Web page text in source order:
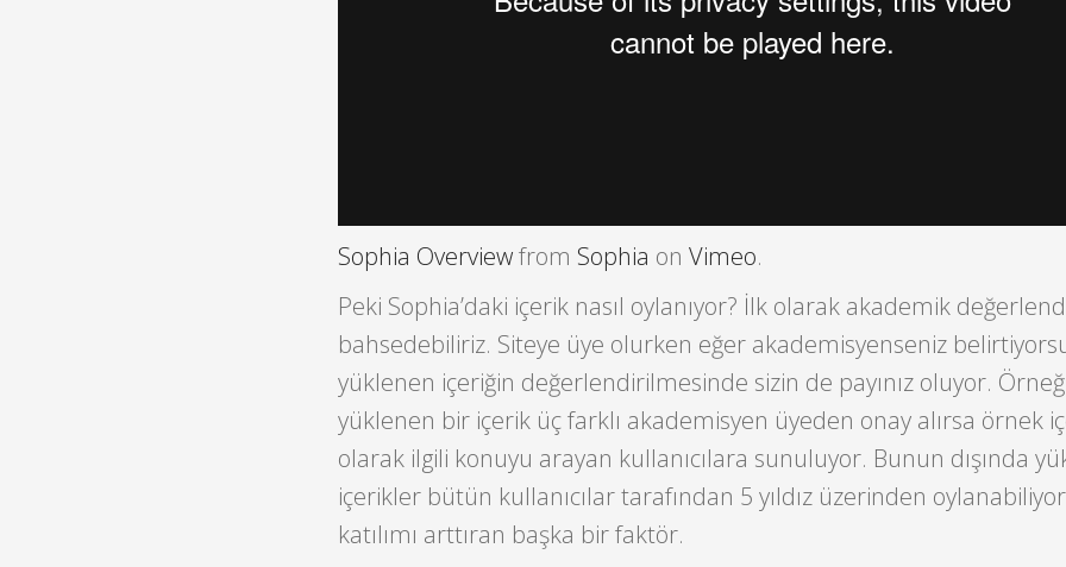
Sophia Overviewfrom Sophia on Vimeo.
Peki Sophia’daki içerik nasıl oylanıyor? İlk olarak akademik
bahsedebiliriz. Siteye üye olurken eğer akademisyenseniz
yüklenen içeriğin değerlendirilmesinde sizin de payınız oluyor.
yüklenen bir içerik üç farklı akademisyen üyeden onay alırsa örnek
olarak ilgili konuyu arayan kullanıcılara sunuluyor. Bunun dışında
içerikler bütün kullanıcılar tarafından 5 yıldız üzerinden
katılımı arttıran başka bir faktör.